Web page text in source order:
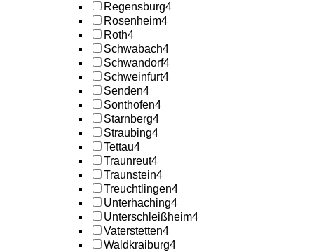
Regensburg4
Rosenheim4
Roth4
Schwabach4
Schwandorf4
Schweinfurt4
Senden4
Sonthofen4
Starnberg4
Straubing4
Tettau4
Traunreut4
Traunstein4
Treuchtlingen4
Unterhaching4
Unterschleißheim4
Vaterstetten4
Waldkraiburg4